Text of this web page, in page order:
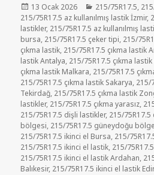
Yayın
tarihi
13 Ocak 2026 Kategoriler
215/75R17.5,
215/75R17.5 az kullanılmış lastik İzmir,
lastikler, 215/75R17.5 az kullanılmış
bursa, 215/75R17.5 çeker tipi, 215/
çıkma lastik, 215/75R17.5 çıkma lastik
lastik Antalya, 215/75R17.5 çıkma
çıkma lastik Malkara, 215/75R17.5
215/75R17.5 çıkma lastik Sakarya, 215/
Tekirdağ, 215/75R17.5 çıkma lastik
lastikler, 215/75R17.5 çıkma yarasız,
215/75R17.5 dişli lastikler, 215/
bölgesi, 215/75R17.5 güneydoğu
215/75R17.5 ikinci el Bursa, 215/
215/75R17.5 ikinci el lastik, 215/
215/75R17.5 ikinci el lastik Ardahan,
Balıkesir, 215/75R17.5 ikinci el lastik